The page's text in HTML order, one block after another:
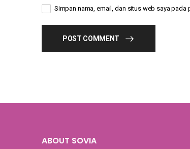
Simpan nama, email, dan situs web saya
POST COMMENT
ABOUT SOVIA